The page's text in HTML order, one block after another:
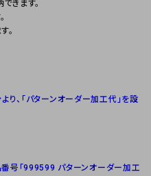
きます。
。
、「パターンオーダー加工代」を設
番号「999599 パターンオーダー加工